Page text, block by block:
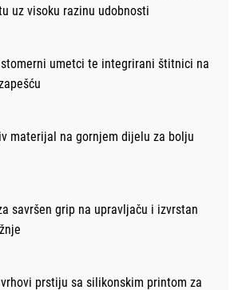
uz visoku razinu udobnosti
umetci te integrirani štitnici na
materijal na gornjem dijelu za bolju
savršen grip na upravljaču i izvrstan
prstiju sa silikonskim printom za